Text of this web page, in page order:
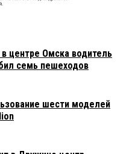
центре Омска водитель
семь пешеходов
шести моделей